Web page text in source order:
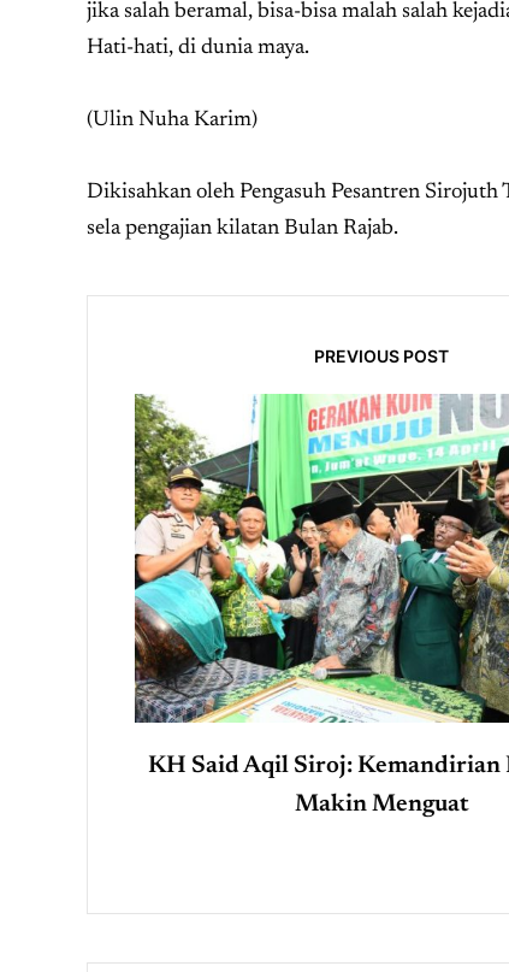
jika salah beramal, bisa-bisa malah salah
Hati-hati, di dunia maya.
(Ulin Nuha Karim)
Dikisahkan oleh Pengasuh Pesantren
sela pengajian kilatan Bulan Rajab.
PREVIOUS POST
KH Said Aqil Siroj: Kemandirian
Makin Menguat